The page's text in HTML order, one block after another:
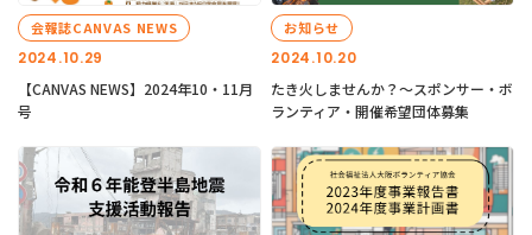
2024.10.29
会報誌CANVAS NEWS
【CANVAS NEWS】2024年10・11月
号
2024.10.20
お知らせ
たき火しませんか？～スポンサー・ボ
ランティア・開催希望団体募集